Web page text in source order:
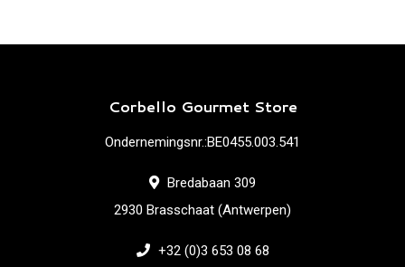
Corbello Gourmet Store
Ondernemingsnr.:BE0455.003.541
Bredabaan 309
2930 Brasschaat (Antwerpen)
+32 (0)3 653 08 68